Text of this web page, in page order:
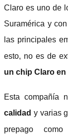
Claro es uno de
Suramérica y
las principales
esto, no es de
un chip Claro en
Esta compañía
calidad y varias
prepago